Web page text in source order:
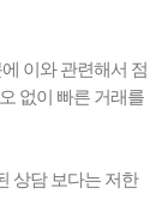
이와 관련해서 점
없이 빠른 거래를
상담 보다는 저한